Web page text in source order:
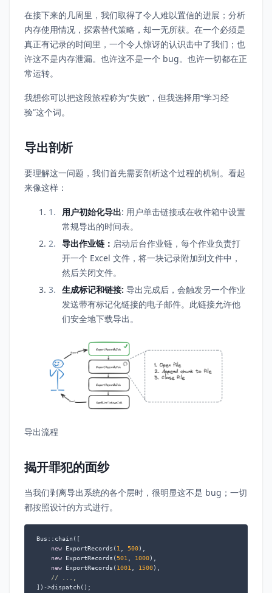
在接下来的几周里，我们取得了令人难以置信的进展；分析
内存使用情况，探索替代策略，却一无所获。在一个必须是
真正有记录的时间里，一个令人惊讶的认识击中了我们；也
许这不是内存泄漏。也许这不是一个 bug。也许一切都在正
常运转。
我想你可以把这段旅程称为“失败”，但我选择用“学习经
验”这个词。
导出剖析
要理解这一问题，我们首先需要剖析这个过程的机制。看起
来像这样：
用户初始化导出: 用户单击链接或在收件箱中设置
常规导出的时间表。
导出作业链： 启动后台作业链，每个作业负责打
开一个 Excel 文件，将一块记录附加到文件中，
然后关闭文件。
生成标记和链接: 导出完成后，会触发另一个作业
发送带有标记化链接的电子邮件。此链接允许他
们安全地下载导出。
导出流程
揭开罪犯的面纱
当我们剥离导出系统的各个层时，很明显这不是 bug；一切
都按照设计的方式进行。
Bus::chain([
new ExportRecords( 1, 500),
new ExportRecords(501, 1000),
new ExportRecords( 1001, 1500),
// ...,
])->dispatch();